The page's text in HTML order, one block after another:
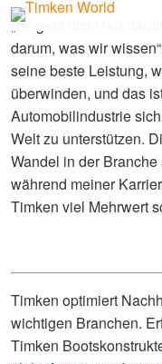
„Es geht nicht nur
darum, was wir
seine beste Leistung,
überwinden, und das
Automobilindustrie
Welt zu unterstützen.
Wandel in der
während meiner
Timken viel Mehrwert
Timken optimiert
wichtigen Branchen.
Timken